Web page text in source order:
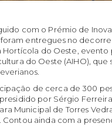
com o Prémio de
foram entregues no
Hortícola do Oeste,
do Oeste (AIHO), que
de cerca de 300
por Sérgio
Municipal de Torres
ainda com a